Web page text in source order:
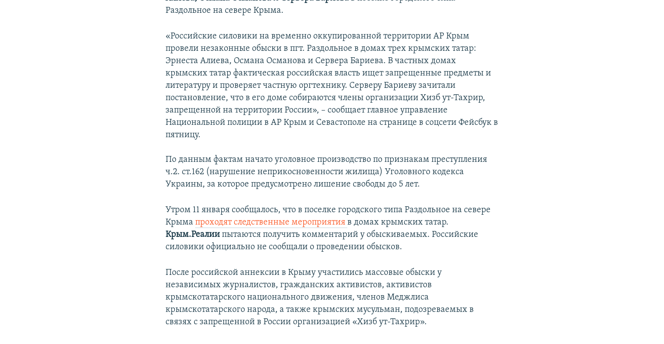
Раздольное на севере Крыма.
«Российские силовики на временно оккупированной территории АР Крым
провели незаконные обыски в пгт. Раздольное в домах трех крымских татар:
Эрнеста Алиева, Османа Османова и Сервера Бариева. В частных домах
крымских татар фактическая российская власть ищет запрещенные предметы и
литературу и проверяет частную оргтехнику. Серверу Бариеву зачитали
постановление, что в его доме собираются члены организации Хизб ут-Тахрир,
запрещенной на территории России», – сообщает главное управление
Национальной полиции в АР Крым и Севастополе на странице в соцсети Фейсбук в
пятницу.
По данным фактам начато уголовное производство по признакам преступления
ч.2. ст.162 (нарушение неприкосновенности жилища) Уголовного кодекса
Украины, за которое предусмотрено лишение свободы до 5 лет.
Утром 11 января сообщалось, что в поселке городского типа Раздольное на севере
Крымапроходят следственные мероприятияв домах крымских татар.
Крым.Реалиипытаются получить комментарий у обыскиваемых. Российские
силовики официально не сообщали о проведении обысков.
После российской аннексии в Крыму участились массовые обыски у
независимых журналистов, гражданских активистов, активистов
крымскотатарского национального движения, членов Меджлиса
крымскотатарского народа, а также крымских мусульман, подозреваемых в
связях с запрещенной в России организацией «Хизб ут-Тахрир».